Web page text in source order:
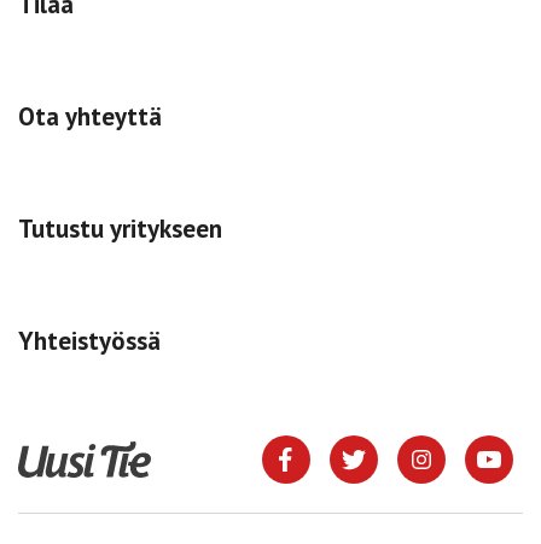
Ota yhteyttä
Tutustu yritykseen
Yhteistyössä